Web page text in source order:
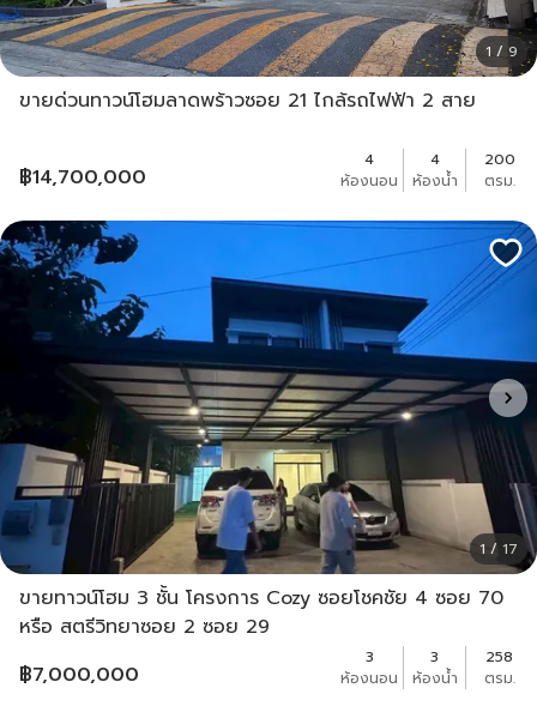
1 / 9
ขายด่วนทาวน์โฮมลาดพร้าวซอย 21 ไกล้รถไฟฟ้า 2 สาย
฿14,700,000
4
ห้องนอน
4
ห้องน้ำ
200
ตรม.
1 / 17
ขายทาวน์โฮม 3 ชั้น โครงการ Cozy ซอยโชคชัย 4 ซอย 70
หรือ สตรีวิทยาซอย 2 ซอย 29
฿7,000,000
3
ห้องนอน
3
ห้องน้ำ
258
ตรม.